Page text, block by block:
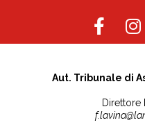
Aut. Tribunale di
Direttore